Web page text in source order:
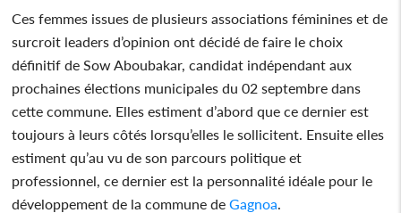
Ces femmes issues de plusieurs associations féminines et de
surcroit leaders d’opinion ont décidé de faire le choix
définitif de Sow Aboubakar, candidat indépendant aux
prochaines élections municipales du 02 septembre dans
cette commune. Elles estiment d’abord que ce dernier est
toujours à leurs côtés lorsqu’elles le sollicitent. Ensuite elles
estiment qu’au vu de son parcours politique et
professionnel, ce dernier est la personnalité idéale pour le
développement de la commune deGagnoa